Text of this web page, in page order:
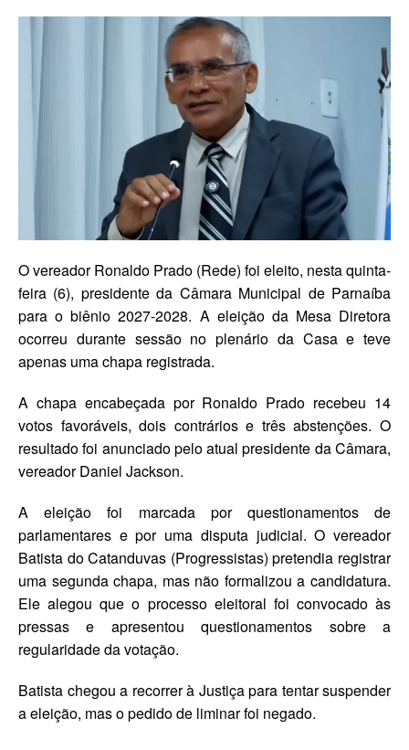
O vereador Ronaldo Prado (Rede) foi eleito, nesta quinta-
feira (6), presidente da Câmara Municipal de Parnaíba
para o biênio 2027-2028. A eleição da Mesa Diretora
ocorreu durante sessão no plenário da Casa e teve
apenas uma chapa registrada.
A chapa encabeçada por Ronaldo Prado recebeu 14
votos favoráveis, dois contrários e três abstenções. O
resultado foi anunciado pelo atual presidente da Câmara,
vereador Daniel Jackson.
A eleição foi marcada por questionamentos de
parlamentares e por uma disputa judicial. O vereador
Batista do Catanduvas (Progressistas) pretendia registrar
uma segunda chapa, mas não formalizou a candidatura.
Ele alegou que o processo eleitoral foi convocado às
pressas e apresentou questionamentos sobre a
regularidade da votação.
Batista chegou a recorrer à Justiça para tentar suspender
a eleição, mas o pedido de liminar foi negado.